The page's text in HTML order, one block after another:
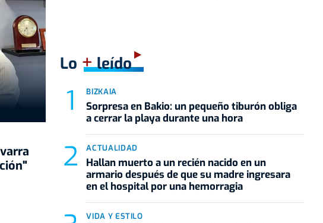
Lo +leído
BIZKAIA
Sorpresa en Bakio: un pequeño tiburón obliga
a cerrar la playa durante una hora
ACTUALIDAD
Hallan muerto a un recién nacido en un
armario después de que su madre ingresara
en el hospital por una hemorragia
VIDA Y ESTILO